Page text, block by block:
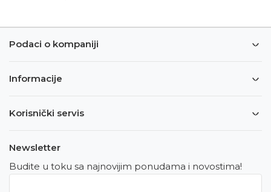
Podaci o kompaniji
Informacije
Korisnički servis
Newsletter
Budite u toku sa najnovijim ponudama i novostima!